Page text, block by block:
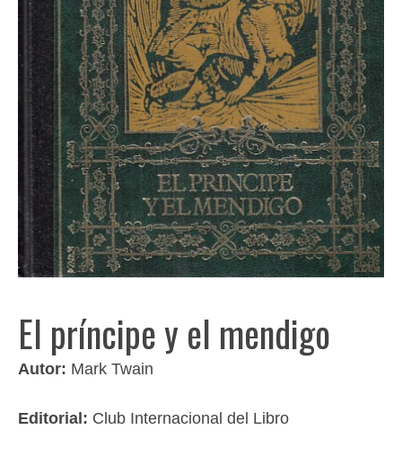
El príncipe y el mendigo
Autor: Mark Twain
Editorial: Club Internacional del Libro